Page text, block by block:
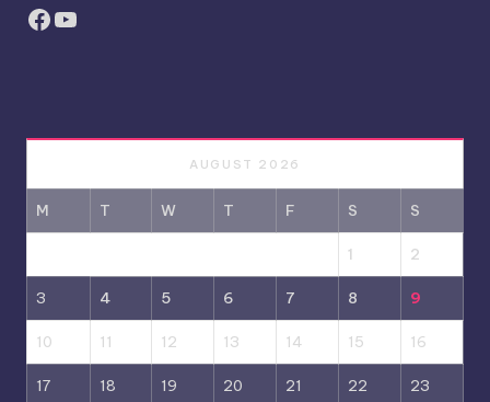
Facebook
YouTube
AUGUST 2026
M T W T F S S
1 2
3 4 5 6 7 8 9
10 11 12 13 14 15 16
17 18 19 20 21 22 23